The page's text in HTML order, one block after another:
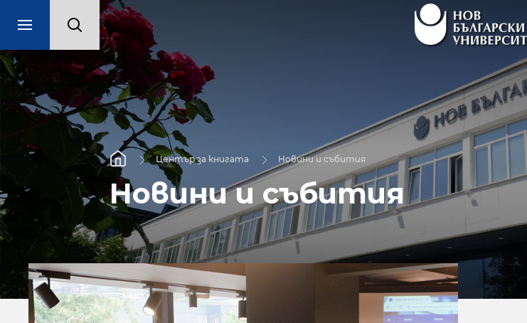
Център за книгата Новини и събития
Новини и събития